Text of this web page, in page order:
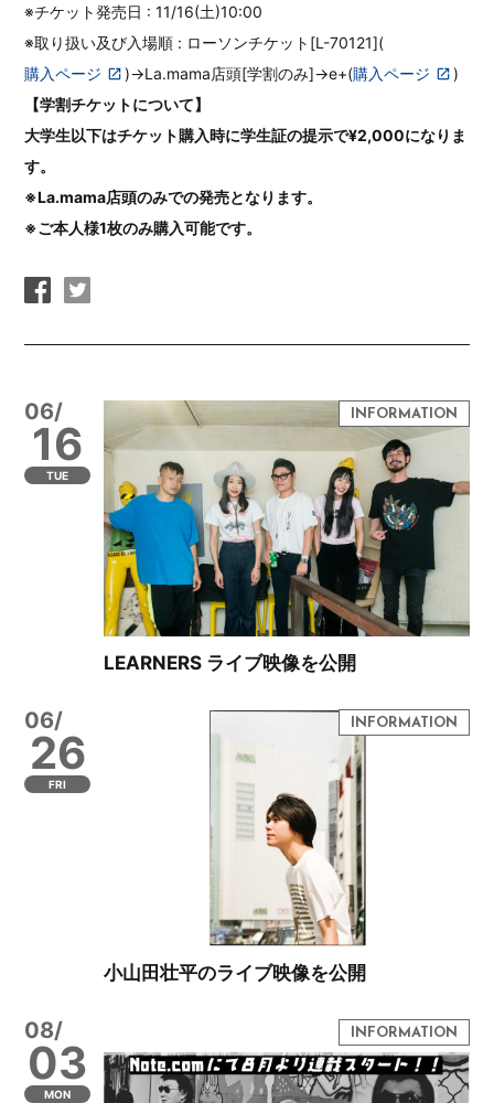
※チケット発売日 : 11/16(土)10:00
※取り扱い及び入場順 : ローソンチケット[L-70121](
購入ページ
)→La.mama店頭[学割のみ]→e+(購入ページ
)
【学割チケットについて】
大学生以下はチケット購入時に学生証の提示で¥2,000になりま
す。
※La.mama店頭のみでの発売となります。
※ご本人様1枚のみ購入可能です。
06/
16
TUE
LEARNERS ライブ映像を公開
06/
26
FRI
小山田壮平のライブ映像を公開
08/
03
MON